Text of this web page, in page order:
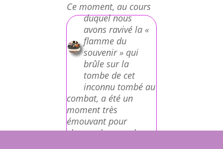
Ce moment, au cours
duquel nous
avons ravivé la «
flamme du
souvenir » qui
brûle sur la
tombe de cet
inconnu tombé au
combat, a été un
moment très
émouvant pour
chacun des membres